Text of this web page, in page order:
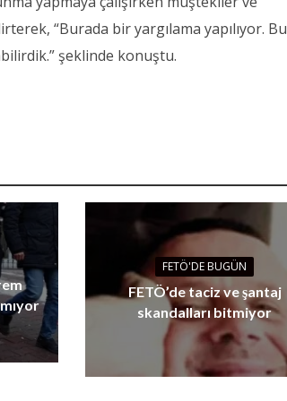
“Burada bir yargılama yapılıyor. Bu
şeklinde konuştu.
FETÖ'DE BUGÜN
FETÖ’de taciz ve şantaj
skandalları bitmiyor